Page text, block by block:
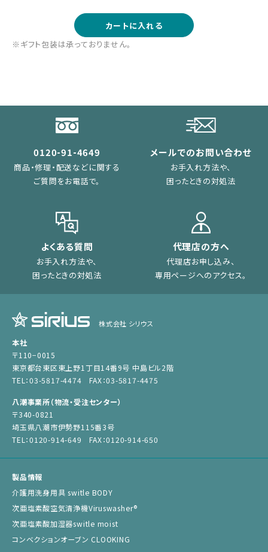
カートに入れる
※ギフト包装は承っておりません。
0120-91-4649
商品・修理・配送などに関する
ご質問をお電話で。
メールでのお問い合わせ
お手入れ方法や、
困ったときの対処法
よくある質問
お手入れ方法や、
困ったときの対処法
代理店の方へ
代理店お申し込み、
専用ページへのアクセス。
株式会社 シリウス
本社
〒110−0015
東京都台東区東上野1丁目14番9号 中島ビル2階
TEL：03-5817-4474 FAX：03-5817-4475
八潮事業所（物流・受注センター）
〒340-0821
埼玉県八潮市伊勢野115番3号
TEL：0120-914-649 FAX：0120-914-650
製品情報
介護用洗身用具 switle BODY
次亜塩素酸空気清浄機Viruswasher®︎
次亜塩素酸加湿器switle moist
コンベクションオーブン CLOOKING